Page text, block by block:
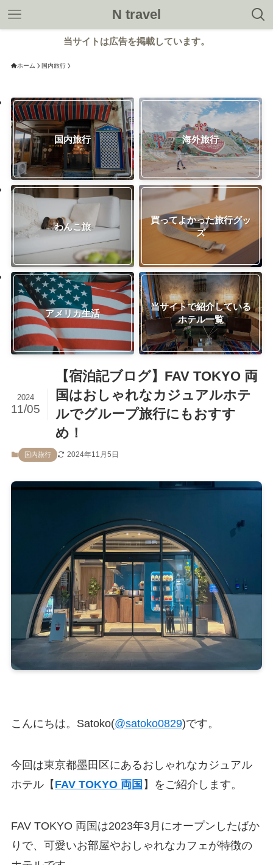
N travel
当サイトは広告を掲載しています。
ホーム 国内旅行
国内旅行 海外旅行
わんこ旅
買ってよかった旅行グッ
ズ
アメリカ生活
当サイトで紹介している
ホテル一覧
【宿泊記ブログ】FAV TOKYO 両
国はおしゃれなカジュアルホテ
ルでグループ旅行にもおすす
め！
2024
11/05
国内旅行 2024年11月5日
こんにちは。Satoko(@satoko0829)です。
今回は東京都墨田区にあるおしゃれなカジュアル
ホテル【 FAV TOKYO 両国 】をご紹介します。
FAV TOKYO 両国は2023年3月にオープンしたばか
りで、可愛いお部屋やおしゃれなカフェが特徴の